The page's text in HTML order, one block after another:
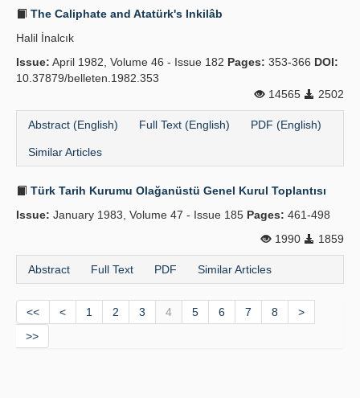
The Caliphate and Atatürk's Inkilâb
Halil İnalcık
Issue: April 1982, Volume 46 - Issue 182 Pages: 353-366 DOI:
10.37879/belleten.1982.353
14565
2502
Abstract (English) Full Text (English) PDF (English)
Similar Articles
Türk Tarih Kurumu Olağanüstü Genel Kurul Toplantısı
Issue: January 1983, Volume 47 - Issue 185 Pages: 461-498
1990
1859
Abstract Full Text PDF Similar Articles
<< < 1 2 3 4 5 6 7 8
>
>>